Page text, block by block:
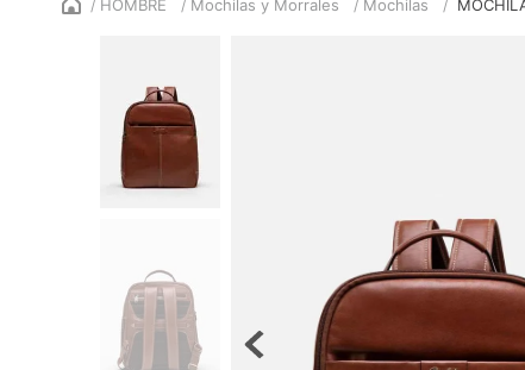
HOMBRE Mochilas y Morrales Mochilas